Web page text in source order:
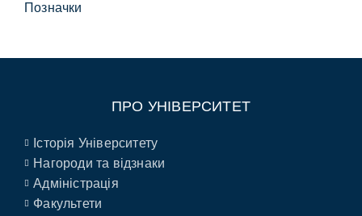
Позначки
ПРО УНІВЕРСИТЕТ
Історія Університету
Нагороди та відзнаки
Адміністрація
Факультети